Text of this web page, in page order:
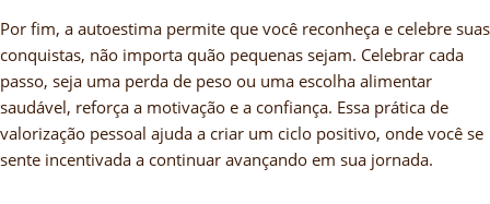
Por fim, a autoestima permite que você reconheça e celebre suas
conquistas, não importa quão pequenas sejam. Celebrar cada
passo, seja uma perda de peso ou uma escolha alimentar
saudável, reforça a motivação e a confiança. Essa prática de
valorização pessoal ajuda a criar um ciclo positivo, onde você se
sente incentivada a continuar avançando em sua jornada.